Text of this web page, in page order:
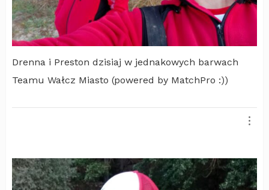
Drenna i Preston dzisiaj w jednakowych barwach
Teamu Wałcz Miasto (powered by MatchPro :))